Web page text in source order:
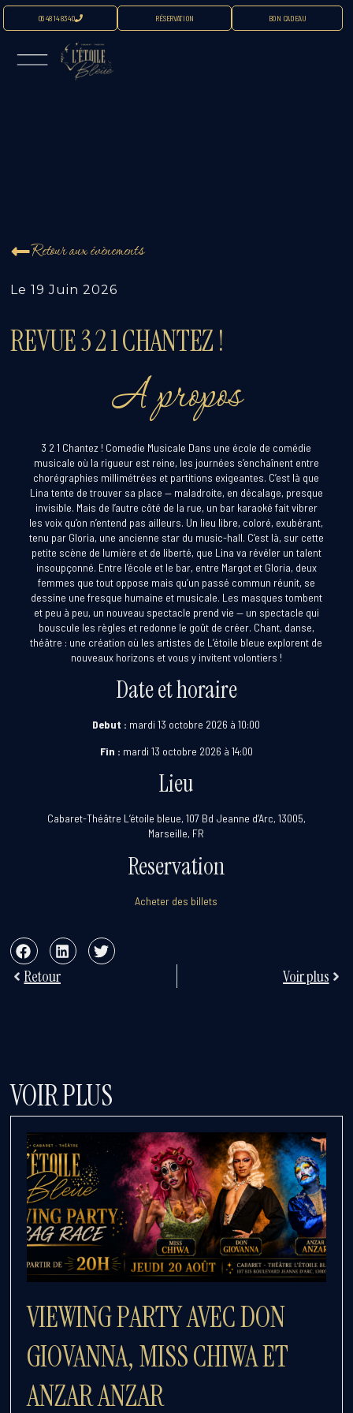
06 48 14 83 40 RÉSERVATION BON CADEAU
Retour aux évènements
Le19 Juin 2026
REVUE 3 2 1 CHANTEZ !
A propos
3 2 1 Chantez ! Comedie Musicale Dans une école de comédie
musicale où la rigueur est reine, les journées s’enchaînent entre
chorégraphies millimétrées et partitions exigeantes. C’est là que
Lina tente de trouver sa place — maladroite, en décalage, presque
invisible. Mais de l’autre côté de la rue, un bar karaoké fait vibrer
les voix qu’on n’entend pas ailleurs. Un lieu libre, coloré, exubérant,
tenu par Gloria, une ancienne star du music-hall. C’est là, sur cette
petite scène de lumière et de liberté, que Lina va révéler un talent
insoupçonné. Entre l’école et le bar, entre Margot et Gloria, deux
femmes que tout oppose mais qu’un passé commun réunit, se
dessine une fresque humaine et musicale. Les masques tombent
et peu à peu, un nouveau spectacle prend vie — un spectacle qui
bouscule les règles et redonne le goût de créer. Chant, danse,
théâtre : une création où les artistes de L’étoile bleue explorent de
nouveaux horizons et vous y invitent volontiers !
Date et horaire
Debut : mardi 13 octobre 2026 à 10:00
Fin : mardi 13 octobre 2026 à 14:00
Lieu
Cabaret-Théâtre L’étoile bleue, 107 Bd Jeanne d’Arc, 13005,
Marseille, FR
Reservation
Acheter des billets
Retour Voir plus
VOIR PLUS
VIEWING PARTY AVEC DON
GIOVANNA, MISS CHIWA ET
ANZAR ANZAR